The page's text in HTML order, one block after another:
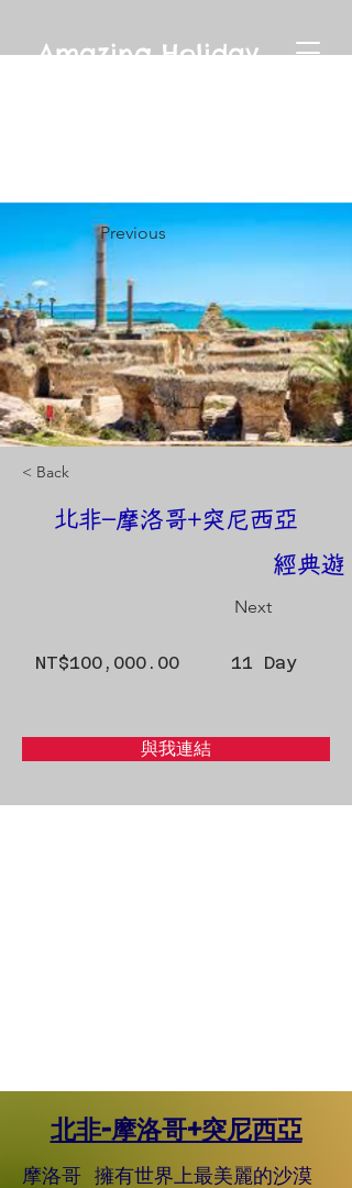
Amazing Holiday
Previous
< Back
北非-摩洛哥+突尼西亞
經典遊
Next
NT$100,000.00 11 Day
與我連結
北非-摩洛哥+突尼西亞
摩洛哥 擁有世界上最美麗的沙漠